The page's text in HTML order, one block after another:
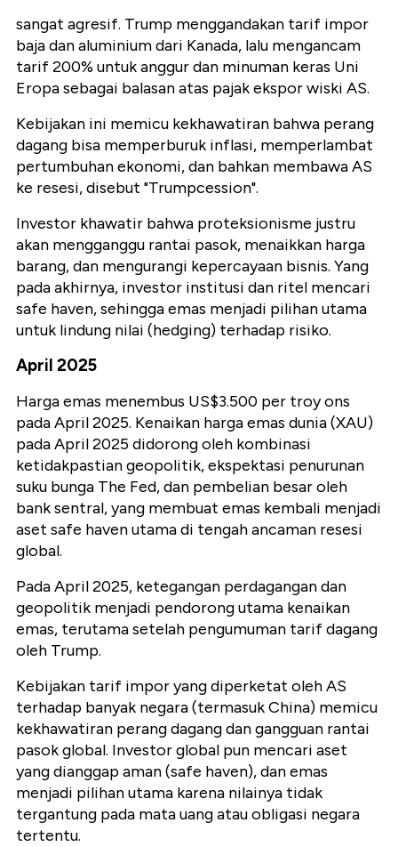
sangat agresif. Trump menggandakan tarif impor
baja dan aluminium dari Kanada, lalu mengancam
tarif 200% untuk anggur dan minuman keras Uni
Eropa sebagai balasan atas pajak ekspor wiski AS.
Kebijakan ini memicu kekhawatiran bahwa perang
dagang bisa memperburuk inflasi, memperlambat
pertumbuhan ekonomi, dan bahkan membawa AS
ke resesi, disebut "Trumpcession".
Investor khawatir bahwa proteksionisme justru
akan mengganggu rantai pasok, menaikkan harga
barang, dan mengurangi kepercayaan bisnis. Yang
pada akhirnya, investor institusi dan ritel mencari
safe haven, sehingga emas menjadi pilihan utama
untuk lindung nilai (hedging) terhadap risiko.
April 2025
Harga emas menembus US$3.500 per troy ons
pada April 2025. Kenaikan harga emas dunia (XAU)
pada April 2025 didorong oleh kombinasi
ketidakpastian geopolitik, ekspektasi penurunan
suku bunga The Fed, dan pembelian besar oleh
bank sentral, yang membuat emas kembali menjadi
aset safe haven utama di tengah ancaman resesi
global.
Pada April 2025, ketegangan perdagangan dan
geopolitik menjadi pendorong utama kenaikan
emas, terutama setelah pengumuman tarif dagang
oleh Trump.
Kebijakan tarif impor yang diperketat oleh AS
terhadap banyak negara (termasuk China) memicu
kekhawatiran perang dagang dan gangguan rantai
pasok global. Investor global pun mencari aset
yang dianggap aman (safe haven), dan emas
menjadi pilihan utama karena nilainya tidak
tergantung pada mata uang atau obligasi negara
tertentu.